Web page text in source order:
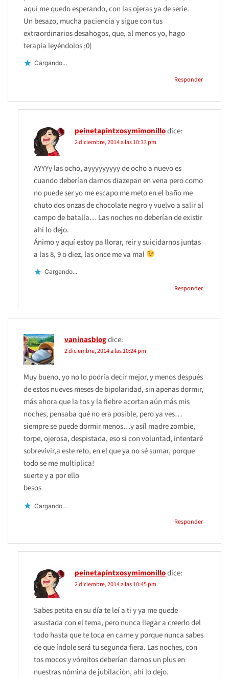
aquí me quedo esperando, con las ojeras ya de serie.
Un besazo, mucha paciencia y sigue con tus
extraordinarios desahogos, que, al menos yo, hago
terapia leyéndolos ;0)
Cargando...
Responder
peinetapintxosymimonillodice:
2 diciembre, 2014 a las 10:33 pm
AYYYy las ocho, ayyyyyyyyy de ocho a nuevo es
cuando deberían darnos diazepan en vena pero como
no puede ser yo me escapo me meto en el baño me
chuto dos onzas de chocolate negro y vuelvo a salir al
campo de batalla… Las noches no deberían de existir
ahí lo dejo.
Ánimo y aquí estoy pa llorar, reir y suicidarnos juntas
a las 8, 9 o diez, las once me va mal
Cargando...
Responder
vaninasblogdice:
2 diciembre, 2014 a las 10:24 pm
Muy bueno, yo no lo podría decir mejor, y menos después
de estos nueves meses de bipolaridad, sin apenas dormir,
más ahora que la tos y la fiebre acortan aún más mis
noches, pensaba qué no era posible, pero ya ves…
siempre se puede dormir menos…y asíl madre zombie,
torpe, ojerosa, despistada, eso si con voluntad, intentaré
sobrevivir,a este reto, en el que ya no sé sumar, porque
todo se me multiplica!
suerte y a por ello
besos
Cargando...
Responder
peinetapintxosymimonillodice:
2 diciembre, 2014 a las 10:45 pm
Sabes petita en su día te leí a ti y ya me quede
asustada con el tema, pero nunca llegar a creerlo del
todo hasta que te toca en carne y porque nunca sabes
de que índole será tu segunda fiera. Las noches, con
tos mocos y vómitos deberían darnos un plus en
nuestras nómina de jubilación, ahí lo dejo.